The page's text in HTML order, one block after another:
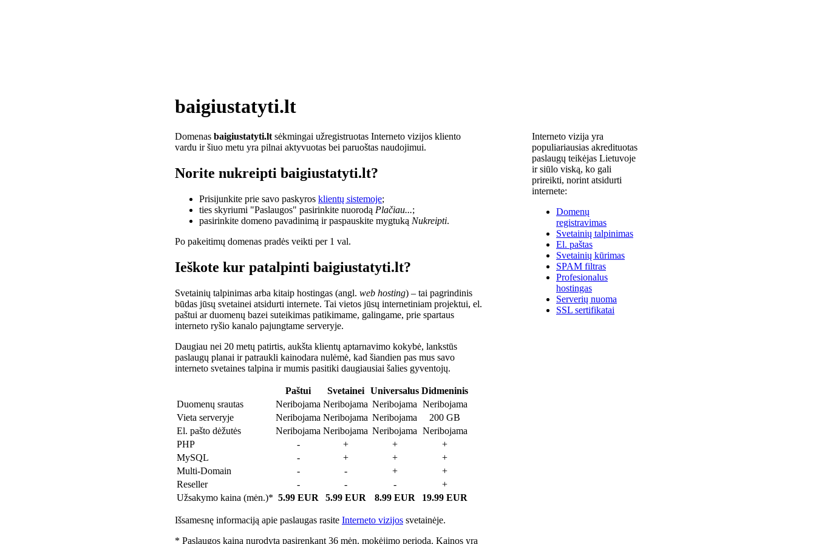
baigiustatyti.lt
Domenas baigiustatyti.lt sėkmingai užregistruotas Interneto vizijos kliento
vardu ir šiuo metu yra pilnai aktyvuotas bei paruoštas naudojimui.
Norite nukreipti baigiustatyti.lt?
Prisijunkite prie savo paskyros klientų sistemoje;
ties skyriumi "Paslaugos" pasirinkite nuorodą Plačiau...;
pasirinkite domeno pavadinimą ir paspauskite mygtuką Nukreipti.
Po pakeitimų domenas pradės veikti per 1 val.
Ieškote kur patalpinti baigiustatyti.lt?
Svetainių talpinimas arba kitaip hostingas (angl. web hosting) – tai pagrindinis
būdas jūsų svetainei atsidurti internete. Tai vietos jūsų internetiniam projektui, el.
paštui ar duomenų bazei suteikimas patikimame, galingame, prie spartaus
interneto ryšio kanalo pajungtame serveryje.
Daugiau nei 20 metų patirtis, aukšta klientų aptarnavimo kokybė, lankstūs
paslaugų planai ir patraukli kainodara nulėmė, kad šiandien pas mus savo
interneto svetaines talpina ir mumis pasitiki daugiausiai šalies gyventojų.
Paštui Svetainei Universalus Didmeninis
Duomenų srautas
Neribojama Neribojama Neribojama Neribojama
Vieta serveryje
Neribojama Neribojama Neribojama
200 GB
El. pašto dėžutės
Neribojama Neribojama Neribojama Neribojama
PHP
- + +
+
MySQL
- + +
+
Multi-Domain
- - +
+
Reseller
- - -
+
Užsakymo kaina (mėn.)* 5.99 EUR 5.99 EUR 8.99 EUR 19.99 EUR
Išsamesnę informaciją apie paslaugas rasite Interneto vizijos svetainėje.
* Paslaugos kaina nurodyta pasirenkant 36 mėn. mokėjimo periodą. Kainos yra
Interneto vizija yra
populiariausias akredituotas
paslaugų teikėjas Lietuvoje
ir siūlo viską, ko gali
prireikti, norint atsidurti
internete:
Domenų
registravimas
Svetainių talpinimas
El. paštas
Svetainių kūrimas
SPAM filtras
Profesionalus
hostingas
Serverių nuoma
SSL sertifikatai